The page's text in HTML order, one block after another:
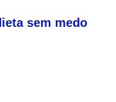
sem medo